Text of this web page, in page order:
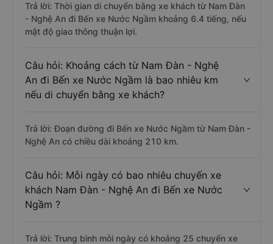
Trả lời: Thời gian di chuyển bằng xe khách từ Nam Đàn
- Nghệ An đi Bến xe Nước Ngầm khoảng 6.4 tiếng, nếu
mật độ giao thông thuận lợi.
Câu hỏi: Khoảng cách từ Nam Đàn - Nghệ
An đi Bến xe Nước Ngầm là bao nhiêu km
nếu di chuyển bằng xe khách?
Trả lời: Đoạn đường đi Bến xe Nước Ngầm từ Nam Đàn -
Nghệ An có chiều dài khoảng 210 km.
Câu hỏi: Mỗi ngày có bao nhiêu chuyến xe
khách Nam Đàn - Nghệ An đi Bến xe Nước
Ngầm ?
Trả lời: Trung bình mỗi ngày có khoảng 25 chuyến xe